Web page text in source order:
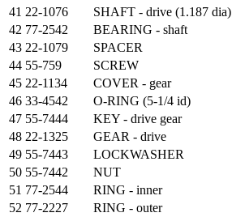
41 22-1076 SHAFT - drive (1.187 dia)
42 77-2542 BEARING - shaft
43 22-1079 SPACER
44 55-759 SCREW
45 22-1134 COVER - gear
46 33-4542 O-RING (5-1/4 id)
47 55-7444 KEY - drive gear
48 22-1325 GEAR - drive
49 55-7443 LOCKWASHER
50 55-7442 NUT
51 77-2544 RING - inner
52 77-2227 RING - outer